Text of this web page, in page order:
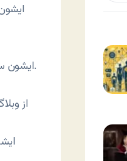
۵- ایشون سردبیر خودشونن در حالی که من خیلی زحمت بکشم سربه زیر خودم هستم تازه اونم گاهی اوقات.